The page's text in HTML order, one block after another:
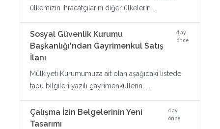
ülkemizin ihracatçılarını diğer ülkelerin ...
Sosyal Güvenlik Kurumu
Başkanlığı'ndan Gayrimenkul Satış
İlanı
4 ay
önce
Mülkiyeti Kurumumuza ait olan aşağıdaki listede
tapu bilgileri yazılı gayrimenkullerin, ...
Çalışma İzin Belgelerinin Yeni
Tasarımı
4 ay
önce